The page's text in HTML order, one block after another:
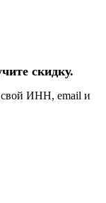
скидку.
свой ИНН, email и